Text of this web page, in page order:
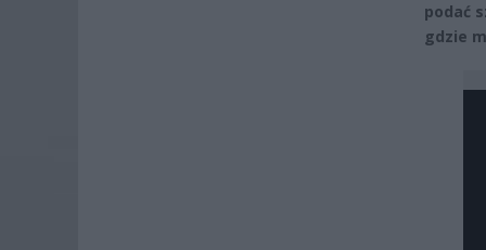
podać
gdzie